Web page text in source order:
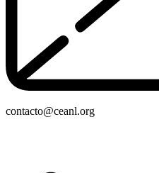
contacto@ceanl.org